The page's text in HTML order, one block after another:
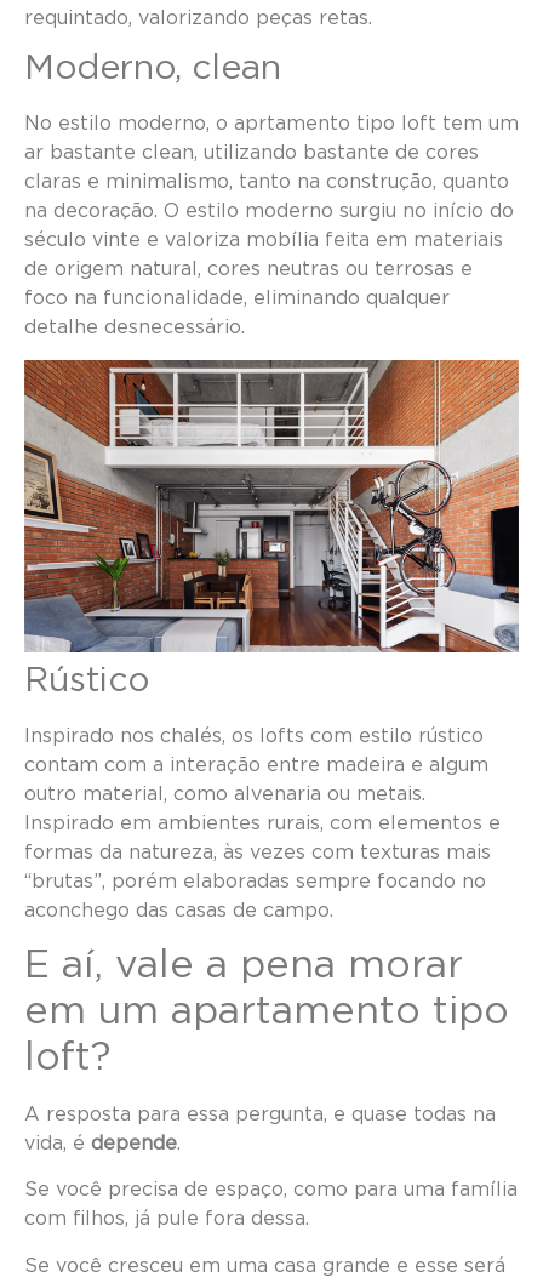
requintado, valorizando peças retas.
Moderno, clean
No estilo moderno, o aprtamento tipo loft tem um
ar bastante clean, utilizando bastante de cores
claras e minimalismo, tanto na construção, quanto
na decoração. O estilo moderno surgiu no início do
século vinte e valoriza mobília feita em materiais
de origem natural, cores neutras ou terrosas e
foco na funcionalidade, eliminando qualquer
detalhe desnecessário.
Rústico
Inspirado nos chalés, os lofts com estilo rústico
contam com a interação entre madeira e algum
outro material, como alvenaria ou metais.
Inspirado em ambientes rurais, com elementos e
formas da natureza, às vezes com texturas mais
“brutas”, porém elaboradas sempre focando no
aconchego das casas de campo.
E aí, vale a pena morar
em um apartamento tipo
loft?
A resposta para essa pergunta, e quase todas na
vida, é depende.
Se você precisa de espaço, como para uma família
com filhos, já pule fora dessa.
Se você cresceu em uma casa grande e esse será